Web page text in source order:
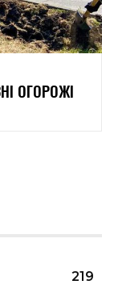
ОГОРОЖІ
219